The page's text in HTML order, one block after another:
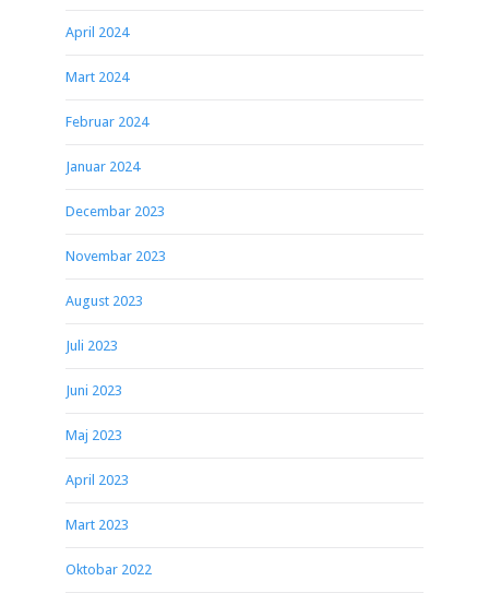
April 2024
Mart 2024
Februar 2024
Januar 2024
Decembar 2023
Novembar 2023
August 2023
Juli 2023
Juni 2023
Maj 2023
April 2023
Mart 2023
Oktobar 2022